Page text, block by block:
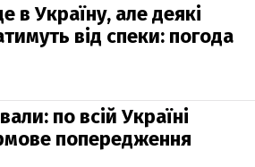
в Україну, але деякі
від спеки: погода
по всій Україні
попередження